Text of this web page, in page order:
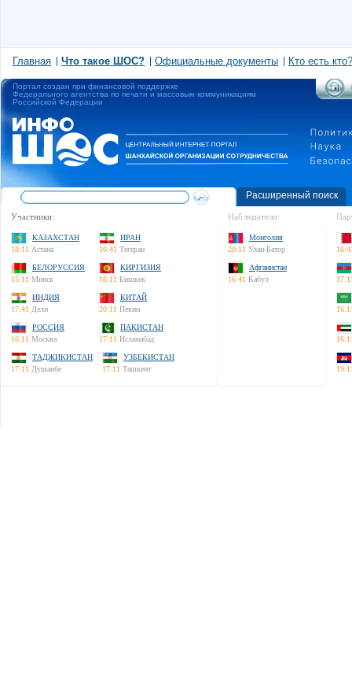
Главная Что такое ШОС? Официальные документы Кто есть кто?
Портал создан при финансовой поддержке
Федерального агентства по печати и массовым коммуникациям
Российской Федерации
Расширенный поиск
Участники:
КАЗАХСТАН
18:11 Астана
ИРАН
16:41 Тегеран
БЕЛОРУССИЯ
15:11 Минск
КИРГИЗИЯ
18:11 Бишкек
ИНДИЯ
17:41 Дели
КИТАЙ
20:11 Пекин
РОССИЯ
16:11 Москва
ПАКИСТАН
17:11 Исламабад
ТАДЖИКИСТАН
17:11 Душанбе
УЗБЕКИСТАН
17:11 Ташкент
Наблюдатели:
Монголия
20:11 Улан-Батор
Афганистан
16:41 Кабул